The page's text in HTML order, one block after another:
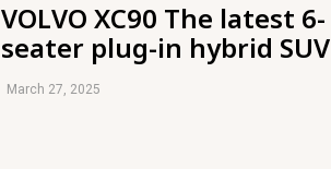
VOLVO XC90 The latest 6-
seater plug-in hybrid SUV
March 27, 2025